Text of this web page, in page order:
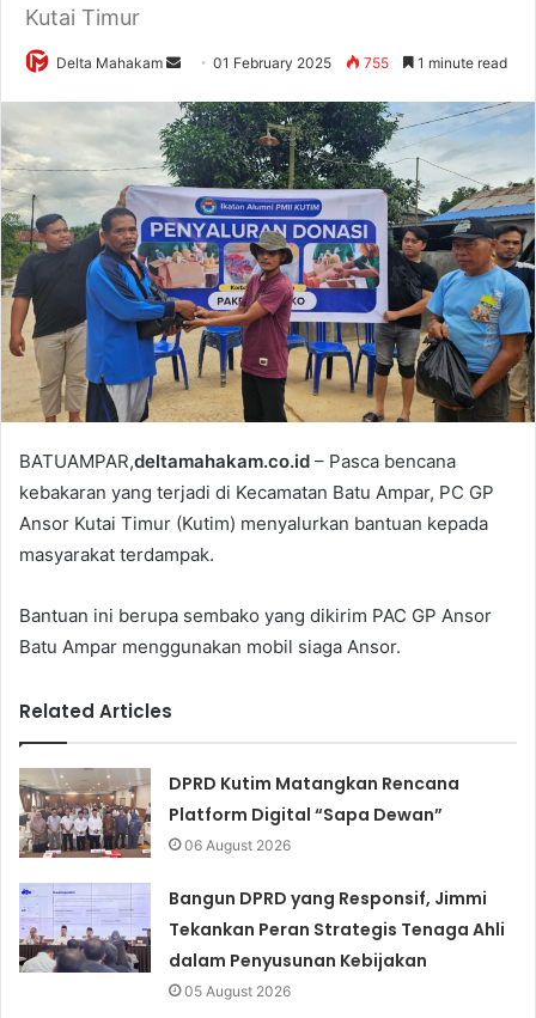
Kutai Timur
Delta Mahakam
n
d
a
e
m
a
i
l
01 February 2025 755 1 minute read
BATUAMPAR,deltamahakam.co.id – Pasca bencana
kebakaran yang terjadi di Kecamatan Batu Ampar, PC GP
Ansor Kutai Timur (Kutim) menyalurkan bantuan kepada
masyarakat terdampak.
Bantuan ini berupa sembako yang dikirim PAC GP Ansor
Batu Ampar menggunakan mobil siaga Ansor.
Related Articles
DPRD Kutim Matangkan Rencana
Platform Digital “Sapa Dewan”
06 August 2026
Bangun DPRD yang Responsif, Jimmi
Tekankan Peran Strategis Tenaga Ahli
dalam Penyusunan Kebijakan
05 August 2026